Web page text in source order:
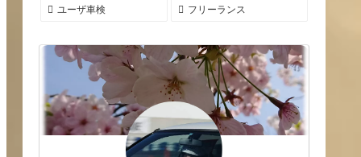
ユーザ車検 フリーランス